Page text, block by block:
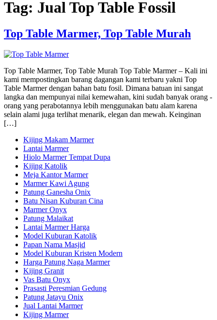
Tag: Jual Top Table Fossil
Top Table Marmer, Top Table Murah
Top Table Marmer, Top Table Murah Top Table Marmer – Kali ini
kami mempostingkan barang dagangan kami terbaru yakni Top
Table Marmer dengan bahan batu fosil. Dimana batuan ini sangat
langka dan mempunyai nilai kemewahan, kini sudah banyak orang -
orang yang perabotannya lebih menggunakan batu alam karena
selain alami juga terlihat menarik, elegan dan mewah. Keinginan
[…]
Kijing Makam Marmer
Lantai Marmer
Hiolo Marmer Tempat Dupa
Kijing Katolik
Meja Kantor Marmer
Marmer Kawi Agung
Patung Ganesha Onix
Batu Nisan Kuburan Cina
Marmer Onyx
Patung Malaikat
Lantai Marmer Harga
Model Kuburan Katolik
Papan Nama Masjid
Model Kuburan Kristen Modern
Harga Patung Naga Marmer
Kijing Granit
Vas Batu Onyx
Prasasti Peresmian Gedung
Patung Jatayu Onix
Jual Lantai Marmer
Kijing Marmer